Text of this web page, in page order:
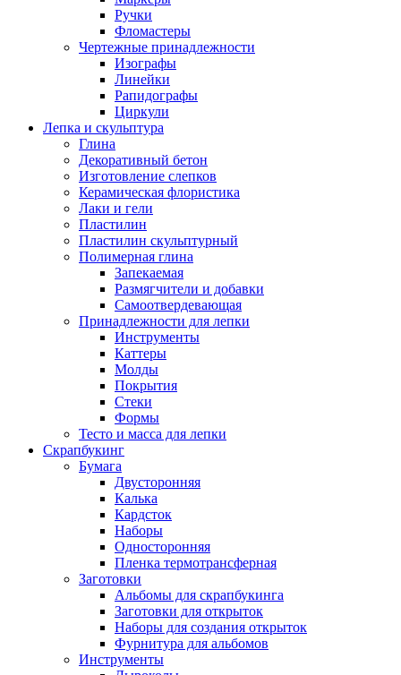
Ручки
Фломастеры
Чертежные принадлежности
Изографы
Линейки
Рапидографы
Циркули
Лепка и скульптура
Глина
Декоративный бетон
Изготовление слепков
Керамическая флористика
Лаки и гели
Пластилин
Пластилин скульптурный
Полимерная глина
Запекаемая
Размягчители и добавки
Самоотвердевающая
Принадлежности для лепки
Инструменты
Каттеры
Молды
Покрытия
Стеки
Формы
Тесто и масса для лепки
Скрапбукинг
Бумага
Двусторонняя
Калька
Кардсток
Наборы
Односторонняя
Пленка термотрансферная
Заготовки
Альбомы для скрапбукинга
Заготовки для открыток
Наборы для создания открыток
Фурнитура для альбомов
Инструменты